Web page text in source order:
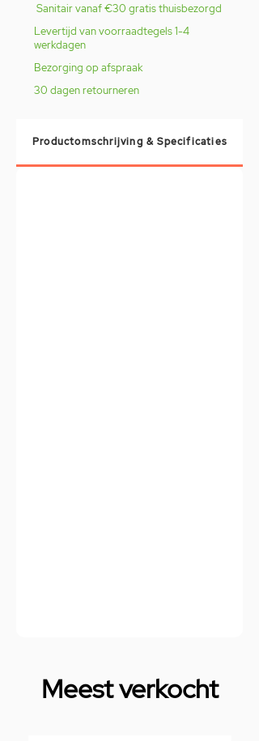
Sanitair vanaf €30 gratis thuisbezorgd
Levertijd van voorraadtegels 1-4
werkdagen
Bezorging op afspraak
30 dagen retourneren
Productomschrijving & Specificaties
Meest verkocht